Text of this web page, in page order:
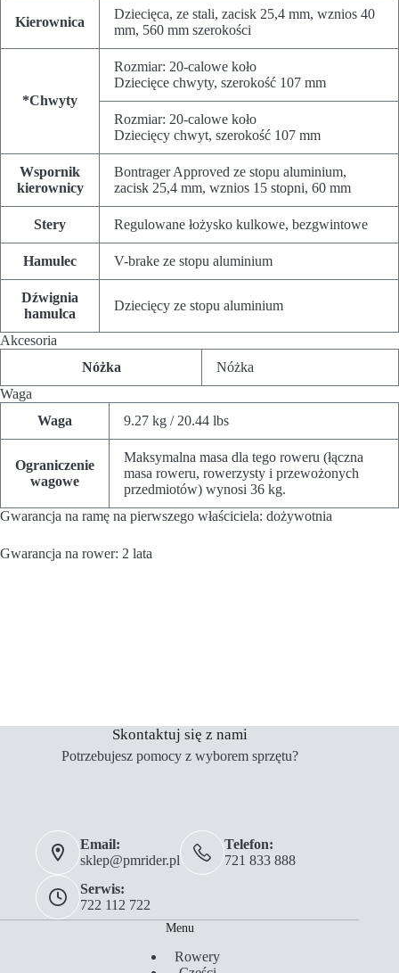
Kierownica
Dziecięca, ze stali, zacisk 25,4 mm, wznios 40
mm, 560 mm szerokości
*Chwyty
Rozmiar: 20-calowe koło
Dziecięce chwyty, szerokość 107 mm
Rozmiar: 20-calowe koło
Dziecięcy chwyt, szerokość 107 mm
Wspornik
kierownicy
Bontrager Approved ze stopu aluminium,
zacisk 25,4 mm, wznios 15 stopni, 60 mm
Stery Regulowane łożysko kulkowe, bezgwintowe
Hamulec V-brake ze stopu aluminium
Dźwignia
hamulca
Dziecięcy ze stopu aluminium
Akcesoria
Nóżka
Nóżka
Waga
Waga
9.27 kg / 20.44 lbs
Ograniczenie
wagowe
Maksymalna masa dla tego roweru (łączna
masa roweru, rowerzysty i przewożonych
przedmiotów) wynosi 36 kg.
Gwarancja na ramę na pierwszego właściciela: dożywotnia
Gwarancja na rower: 2 lata
Skontaktuj się z nami
Potrzebujesz pomocy z wyborem sprzętu?
Email:
sklep@pmrider.pl
Telefon:
721 833 888
Serwis:
722 112 722
Menu
Rowery